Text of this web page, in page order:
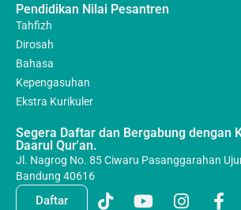
Pendidikan Nilai Pesantren
Tahfizh
Dirosah
Bahasa
Kepengasuhan
Ekstra Kurikuler
Segera Daftar dan Bergabung dengan
Daarul Qur'an.
Jl. Nagrog No. 85 Ciwaru Pasanggarahan
Bandung 40616
Daftar